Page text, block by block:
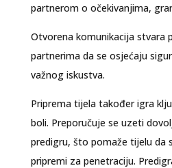
partnerom o očekivanjima,
Otvorena komunikacija stvara
partnerima da se osjećaju
važnog iskustva.
Priprema tijela također igra
boli. Preporučuje se uzeti
predigru, što pomaže tijelu da
pripremi za penetraciju.